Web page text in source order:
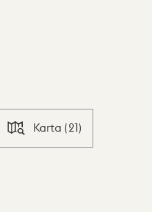
Karta (21)